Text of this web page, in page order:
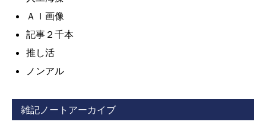
ＡＩ画像
記事２千本
推し活
ノンアル
雑記ノートアーカイブ